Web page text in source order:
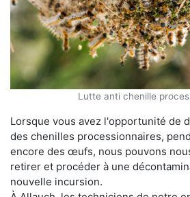
Lutte anti chenille
Lorsque vous avez l'opportunité de
des chenilles processionnaires,
encore des œufs, nous pouvons
retirer et procéder à une
nouvelle incursion.